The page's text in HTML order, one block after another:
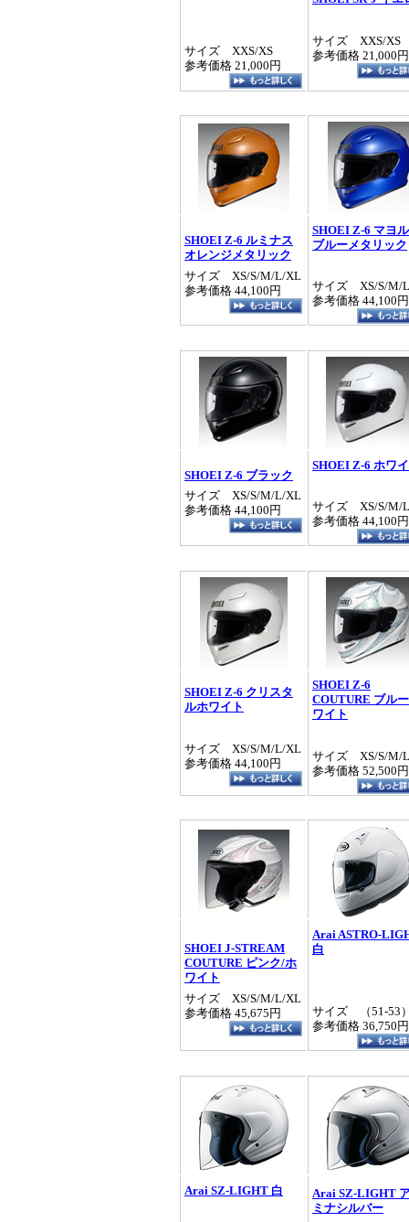
サイズ XXS/XS
参考価格 21,000円
サイズ XXS/XS
参考価格 21,000円
SHOEI Z-6 ルミナス
オレンジメタリック
サイズ XS/S/M/L/XL
参考価格 44,100円
SHOEI Z-6 マヨ
ブルーメタリック
サイズ XS/S/M/
参考価格 44,100円
SHOEI Z-6 ブラック
サイズ XS/S/M/L/XL
参考価格 44,100円
SHOEI Z-6 ホワ
サイズ XS/S/M/
参考価格 44,100円
SHOEI Z-6 クリスタ
ルホワイト
サイズ XS/S/M/L/XL
参考価格 44,100円
SHOEI Z-6
COUTURE ブル
ワイト
サイズ XS/S/M/
参考価格 52,500円
SHOEI J-STREAM
COUTURE ピンク/ホ
ワイト
サイズ XS/S/M/L/XL
参考価格 45,675円
Arai ASTRO-
白
サイズ （51‐53
参考価格 36,750円
Arai SZ-LIGHT 白
Arai SZ-LIGHT
ミナシルバー